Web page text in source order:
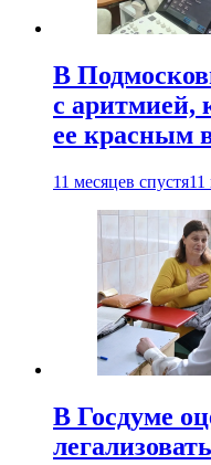
В
с аритмией,
ее красным
11 месяцев спустя11
В Госдуме